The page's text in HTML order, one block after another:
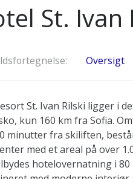
St. Ivan
Oversigt
St. Ivan Rilski ligger i
kun 160 km fra Sofia.
minutter fra skiliften,
med et areal på over
hotelovernatning i